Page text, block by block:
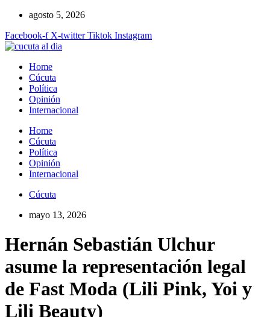
contenido
agosto 5, 2026
Facebook-f X-twitter Tiktok Instagram
Home
Cúcuta
Política
Opinión
Internacional
Home
Cúcuta
Política
Opinión
Internacional
Cúcuta
mayo 13, 2026
Hernán Sebastián Ulchur
asume la representación legal
de Fast Moda (Lili Pink, Yoi y
Lili Beauty)